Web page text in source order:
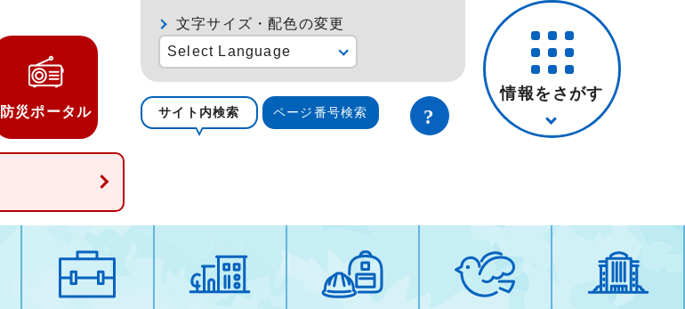
防災ポータル
文字サイズ・配色の変更
Select Language
サイト内検索 ページ番号検索
情報をさがす